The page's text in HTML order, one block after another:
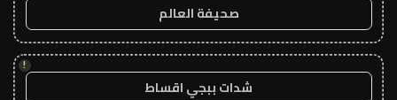
صحيفة العالم
!
شدات ببجي اقساط